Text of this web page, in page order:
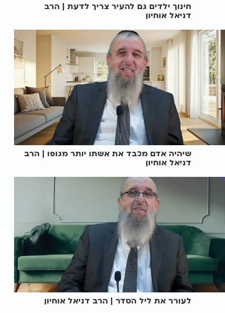
חינוך ילדים גם להעיר צריך לדעת | הרב
דניאל אוחיון
שיהיה אדם מכבד את אשתו יותר מגופו | הרב
דניאל אוחיון
לעורר את ליל הסדר | הרב דניאל אוחיון